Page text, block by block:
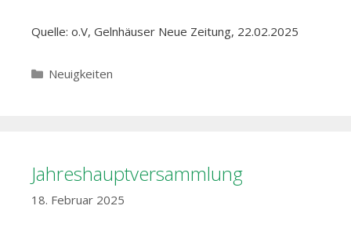
Quelle: o.V, Gelnhäuser Neue Zeitung, 22.02.2025
Kategorien
Neuigkeiten
Jahreshauptversammlung
18. Februar 2025